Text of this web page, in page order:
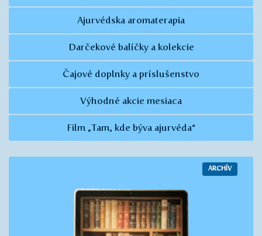
Ajurvédska aromaterapia
Darčekové balíčky a kolekcie
Čajové doplnky a príslušenstvo
Výhodné akcie mesiaca
Film „Tam, kde býva ajurvéda“
ARCHÍV